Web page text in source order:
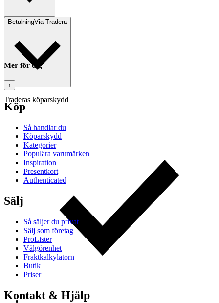
BetalningVia Tradera
Traderas köparskydd
Mer för dig
↑
Köp
Så handlar du
Köparskydd
Kategorier
Populära varumärken
Inspiration
Presentkort
Authenticated
Sälj
Så säljer du privat
Sälj som företag
ProLister
Välgörenhet
Fraktkalkylatorn
Butik
Priser
Kontakt & Hjälp